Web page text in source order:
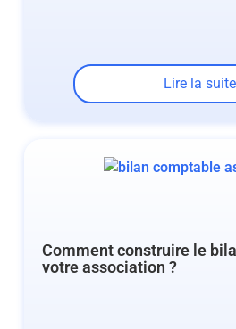
Lire la suite
Comment construire le
votre association ?